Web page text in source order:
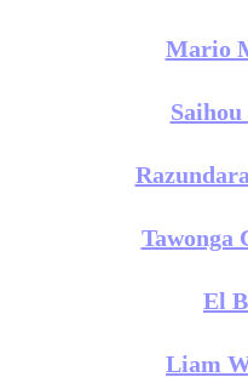
Mario
Saihou
Tawonga
El
Liam